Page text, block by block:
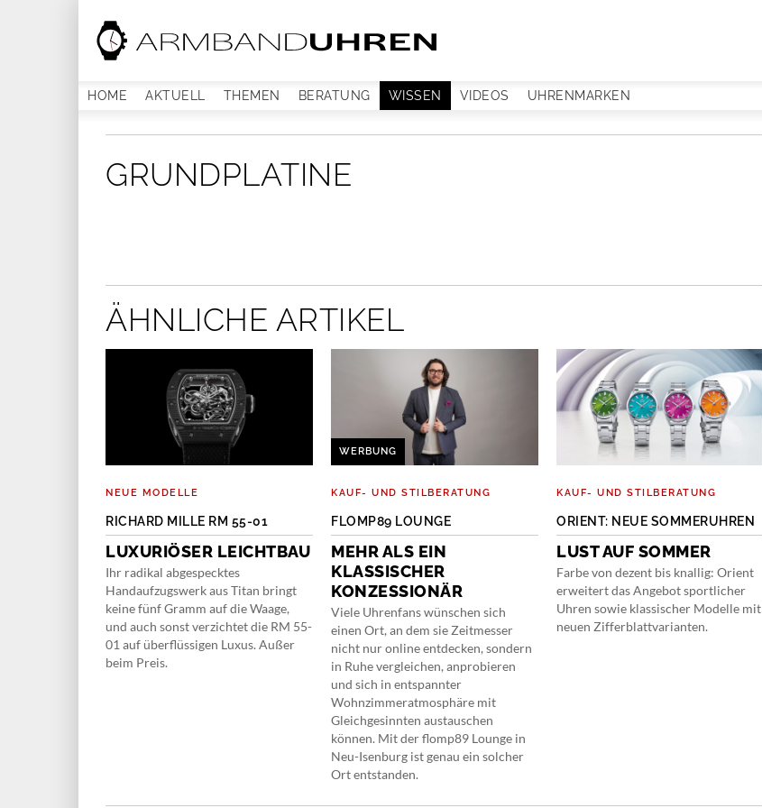
HOME AKTUELL THEMEN BERATUNG WISSEN VIDEOS UHRENMARKEN
GRUNDPLATINE
ÄHNLICHE ARTIKEL
NEUE MODELLE
RICHARD MILLE RM 55-01
LUXURIÖSER LEICHTBAU
Ihr radikal abgespecktes
Handaufzugswerk aus Titan bringt
keine fünf Gramm auf die Waage,
und auch sonst verzichtet die RM 55-
01 auf überflüssigen Luxus. Außer
beim Preis.
WERBUNG
KAUF- UND STILBERATUNG
FLOMP89 LOUNGE
MEHR ALS EIN
KLASSISCHER
KONZESSIONÄR
Viele Uhrenfans wünschen sich
einen Ort, an dem sie Zeitmesser
nicht nur online entdecken, sondern
in Ruhe vergleichen, anprobieren
und sich in entspannter
Wohnzimmeratmosphäre mit
Gleichgesinnten austauschen
können. Mit der flomp89 Lounge in
Neu-Isenburg ist genau ein solcher
Ort entstanden.
KAUF- UND STILBERATUNG
ORIENT: NEUE SOMMERUHREN
LUST AUF SOMMER
Farbe von dezent bis knallig: Orient
erweitert das Angebot sportlicher
Uhren sowie klassischer Modelle mit
neuen Zifferblattvarianten.